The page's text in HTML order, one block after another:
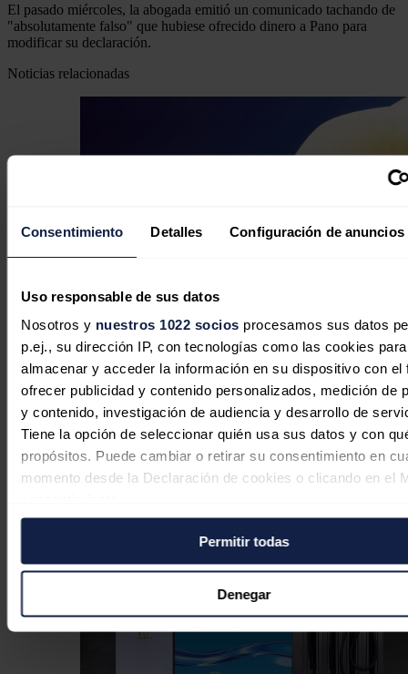
Consentimiento Detalles Configuración de anuncios
Uso responsable de sus datos
Nosotros y nuestros 1022 socios procesamos sus datos
p.ej., su dirección IP, con tecnologías como las cookies para
almacenar y acceder la información en su dispositivo con el
ofrecer publicidad y contenido personalizados, medición de
y contenido, investigación de audiencia y desarrollo de
Tiene la opción de seleccionar quién usa sus datos y con
propósitos. Puede cambiar o retirar su consentimiento en
momento desde la Declaración de cookies o clicando en el
Si lo permite, también quisiéramos:
Recopilar información sobre su ubicación geográfica
puede tener una precisión de varios metros
Identificar su dispositivo analizándolo activamente
características específicas (huellas digitales)
Obtenga más información sobre cómo se procesan sus
Permitir todas
Denegar
El pasado miércoles, la abogada emitió un comunicado tachando de
"absolutamente falso" que hubiese ofrecido dinero a Pano para
modificar su declaración.
Noticias relacionadas
Repsol sella alianza con Talos Energy
para impulsar desarrollo del Bloque
29 en aguas de México
Redacción 28/07/2026